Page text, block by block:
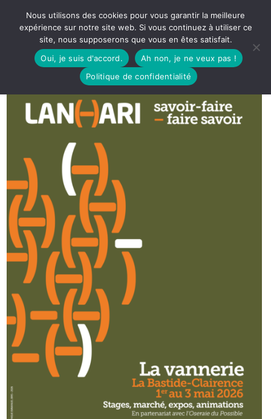
Nous utilisons des cookies pour vous garantir la meilleure
expérience sur notre site web. Si vous continuez à utiliser ce
site, nous supposerons que vous en êtes satisfait.
Oui, je suis d'accord.
Ah non, je ne veux pas !
Politique de confidentialité